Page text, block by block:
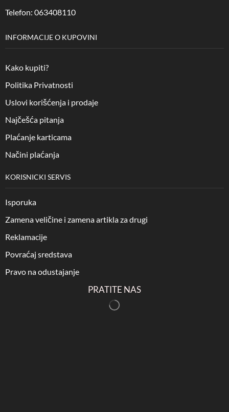
Telefon: 063408110
INFORMACIJE O KUPOVINI
Kako kupiti?
Politika Privatnosti
Uslovi korišćenja i prodaje
Najčešća pitanja
Plaćanje karticama
Načini plaćanja
KORISNICKI SERVIS
Isporuka
Zamena veličine i zamena artikla za drugi
Reklamacije
Povraćaj sredstava
Pravo na odustajanje
PRATITE NAS